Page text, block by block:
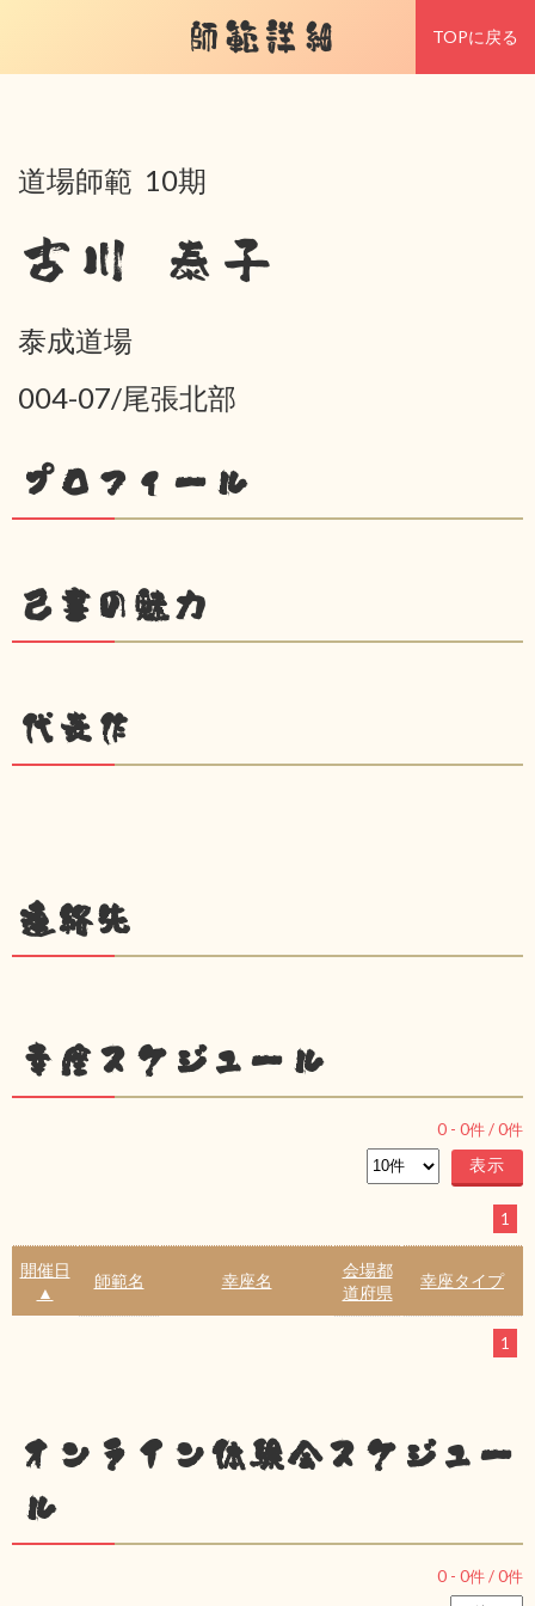
師範詳細 TOPに戻る
道場師範 10期
古川 泰子
泰成道場
004-07/尾張北部
プロフィール
己書の魅力
代表作
連絡先
幸座スケジュール
0 - 0件 /0件
1
開催日
▲
師範名 幸座名
会場都
道府県
幸座タイプ
1
オンライン体験会スケジュー
ル
0 - 0件 /0件